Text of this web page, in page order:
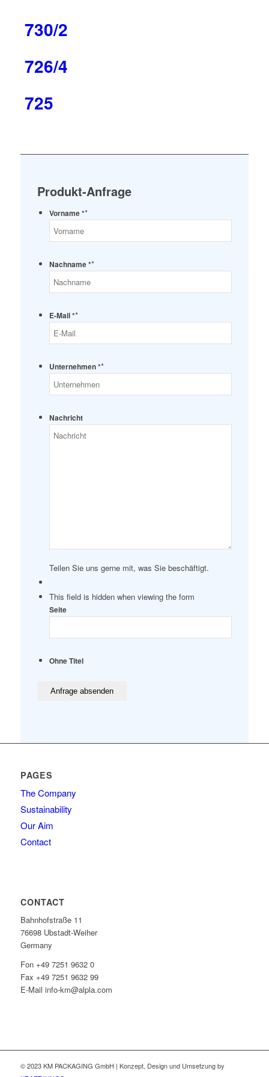
730/2
726/4
725
Produkt-Anfrage
Vorname **
Nachname **
E-Mail **
Unternehmen **
Nachricht
Teilen Sie uns gerne mit, was Sie beschäftigt.
This field is hidden when viewing the form
Seite
Ohne Titel
PAGES
The Company
Sustainability
Our Aim
Contact
CONTACT
Bahnhofstraße 11
76698 Ubstadt-Weiher
Germany
Fon +49 7251 9632 0
Fax +49 7251 9632 99
E-Mail info-km@alpla.com
© 2023 KM PACKAGING GmbH | Konzept, Design und Umsetzung by